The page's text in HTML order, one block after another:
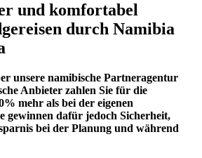
und komfortabel
durch Namibia
unsere namibische Partneragentur
Anbieter zahlen Sie für die
mehr als bei der eigenen
gewinnen dafür jedoch Sicherheit,
bei der Planung und während